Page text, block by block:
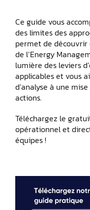
Ce guide vous
des limites des
permet de
de l’Energy
lumière des leviers
applicables et vous
d’analyse à une
actions.
Téléchargez le
opérationnel et
équipes !